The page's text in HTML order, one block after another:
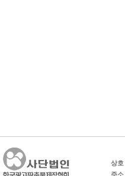
상호
주소